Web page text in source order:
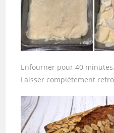
Enfourner pour 40 minutes.
Laisser complètement